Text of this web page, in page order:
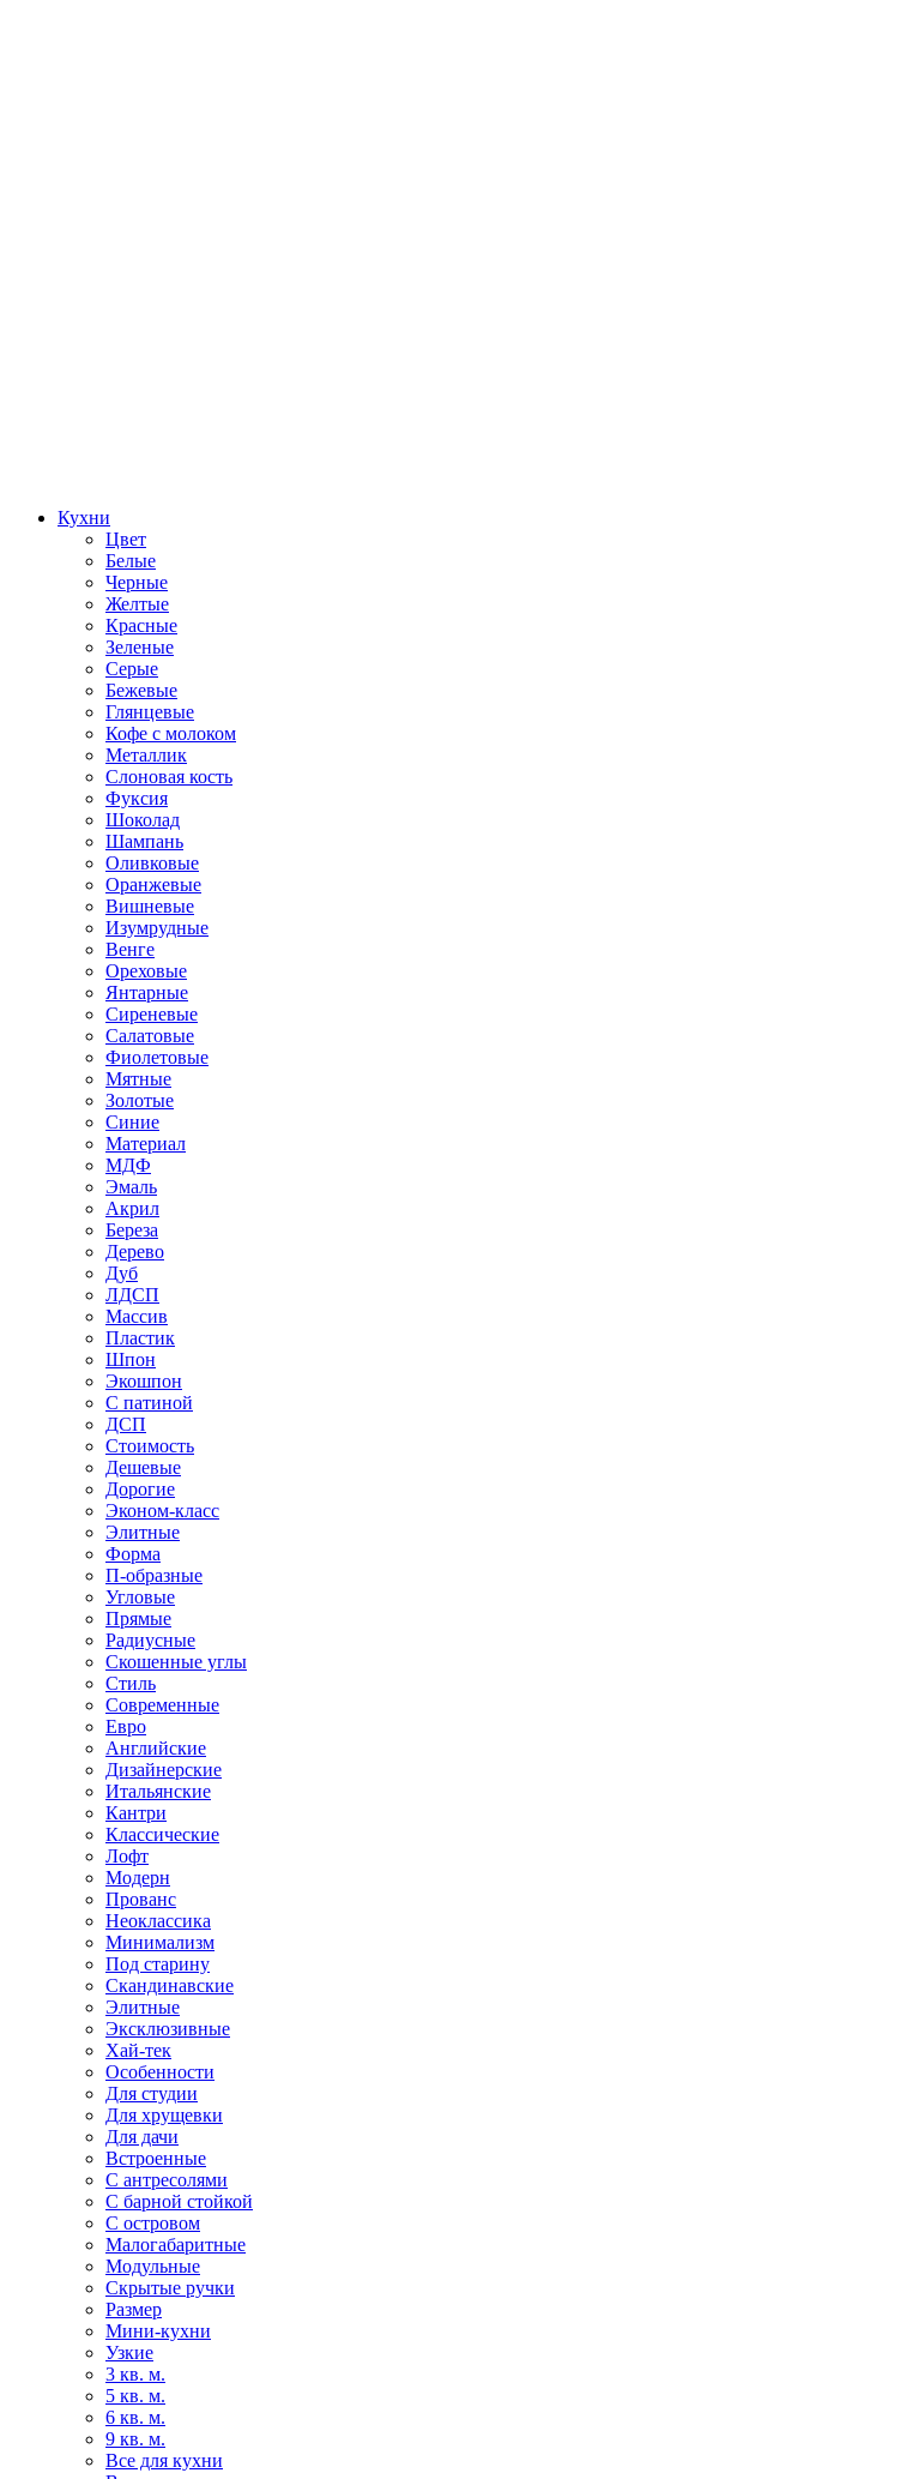
Кухни
Цвет
Белые
Черные
Желтые
Красные
Зеленые
Серые
Бежевые
Глянцевые
Кофе с молоком
Металлик
Слоновая кость
Фуксия
Шоколад
Шампань
Оливковые
Оранжевые
Вишневые
Изумрудные
Венге
Ореховые
Янтарные
Сиреневые
Салатовые
Фиолетовые
Мятные
Золотые
Синие
Материал
МДФ
Эмаль
Акрил
Береза
Дерево
Дуб
ЛДСП
Массив
Пластик
Шпон
Экошпон
С патиной
ДСП
Стоимость
Дешевые
Дорогие
Эконом-класс
Элитные
Форма
П-образные
Угловые
Прямые
Радиусные
Скошенные углы
Стиль
Современные
Евро
Английские
Дизайнерские
Итальянские
Кантри
Классические
Лофт
Модерн
Прованс
Неоклассика
Минимализм
Под старину
Скандинавские
Элитные
Эксклюзивные
Хай-тек
Особенности
Для студии
Для хрущевки
Для дачи
Встроенные
С антресолями
С барной стойкой
С островом
Малогабаритные
Модульные
Скрытые ручки
Размер
Мини-кухни
Узкие
3 кв. м.
5 кв. м.
6 кв. м.
9 кв. м.
Все для кухни